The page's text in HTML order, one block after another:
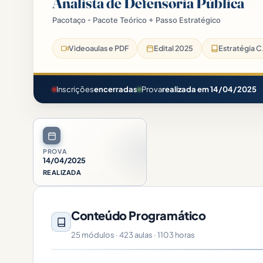
Pacotaço - Pacote Teórico + Passo Estratégico
Videoaulas e PDF Edital 2025 Estratégia
Inscriçõesencerradas Provarealizada em 14/04/2025
PROVA
14/04/2025
REALIZADA
Conteúdo Programático
25 módulos · 423 aulas · 1103 horas